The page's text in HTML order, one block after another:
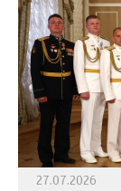
27.07.2026